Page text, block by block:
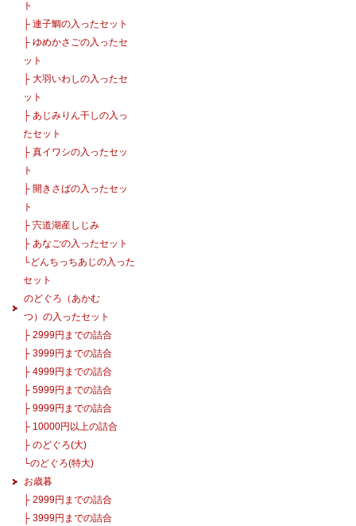
ト
├ 連子鯛の入ったセット
├ ゆめかさごの入ったセ
ット
├ 大羽いわしの入ったセ
ット
├ あじみりん干しの入っ
たセット
├ 真イワシの入ったセッ
ト
├ 開きさばの入ったセッ
ト
├ 宍道湖産しじみ
├ あなごの入ったセット
└どんちっちあじの入った
セット
のどぐろ（あかむ
つ）の入ったセット
├ 2999円までの詰合
├ 3999円までの詰合
├ 4999円までの詰合
├ 5999円までの詰合
├ 9999円までの詰合
├ 10000円以上の詰合
├ のどぐろ(大)
└のどぐろ(特大)
お歳暮
├ 2999円までの詰合
├ 3999円までの詰合